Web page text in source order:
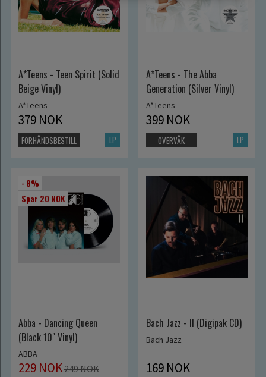
A*Teens - Teen Spirit (Solid
Beige Vinyl)
A*Teens
379 NOK
LP
FORHÅNDSBESTILL
A*Teens - The Abba
Generation (Silver Vinyl)
A*Teens
399 NOK
LP
OVERVÅK
- 8%
Spar 20 NOK
Abba - Dancing Queen
(Black 10" Vinyl)
ABBA
229 NOK249 NOK
Bach Jazz - II (Digipak CD)
Bach Jazz
169 NOK